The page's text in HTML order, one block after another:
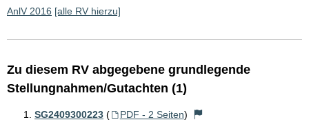
AnlV 2016 [alle RV hierzu]
Zu diesem RV abgegebene grundlegende
Stellungnahmen/Gutachten (1)
SG2409300223 ( PDF - 2 Seiten)